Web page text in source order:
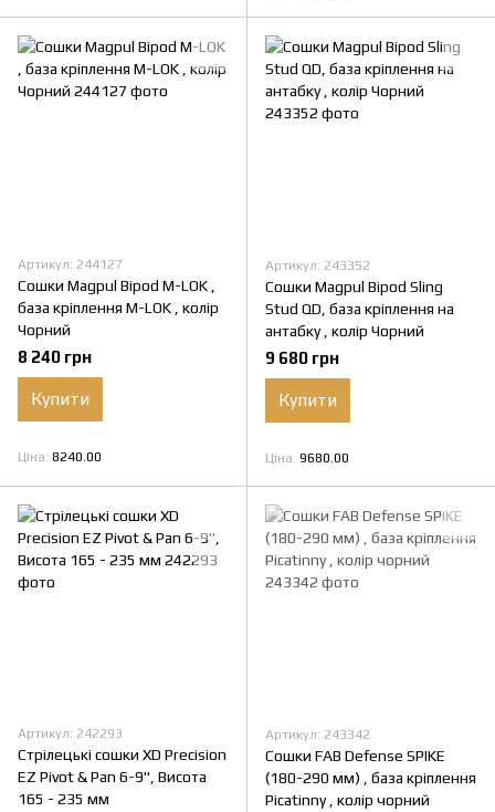
Артикул: 244127
Сошки Magpul Bipod M-LOK ,
база кріплення M-LOK , колір
Чорний
8 240 грн
Купити
Ціна 8240.00
Артикул: 243352
Сошки Magpul Bipod Sling
Stud QD, база кріплення на
антабку , колір Чорний
9 680 грн
Купити
Ціна 9680.00
Артикул: 242293
Стрілецькі сошки XD Precision
EZ Pivot & Pan 6-9", Висота
165 - 235 мм
Артикул: 243342
Сошки FAB Defense SPIKE
(180-290 мм) , база кріплення
Picatinny , колір чорний